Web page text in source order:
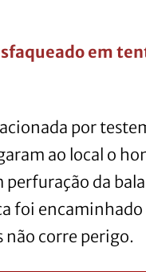
em
por
ao local o
perfuração da
foi encaminhado
não corre perigo.